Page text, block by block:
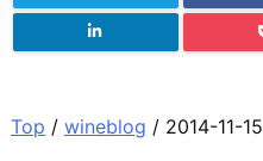
Top / wineblog / 2014-11-15